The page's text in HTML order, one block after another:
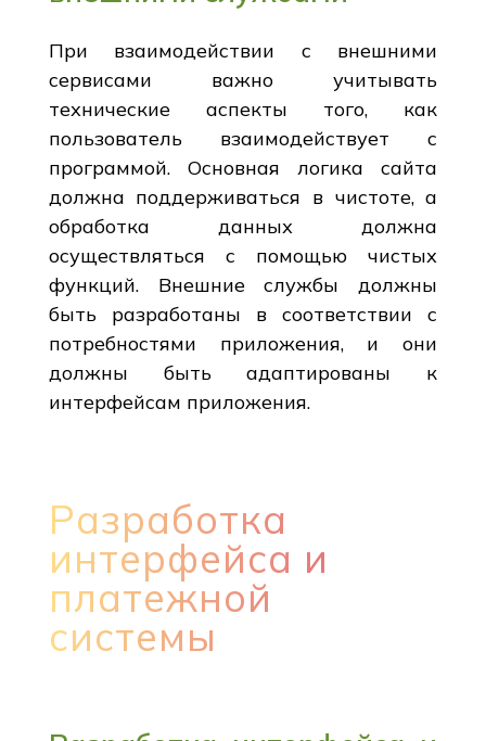
При взаимодействии с внешними
сервисами важно учитывать
технические аспекты того, как
пользователь взаимодействует с
программой. Основная логика сайта
должна поддерживаться в чистоте, а
обработка данных должна
осуществляться с помощью чистых
функций. Внешние службы должны
быть разработаны в соответствии с
потребностями приложения, и они
должны быть адаптированы к
интерфейсам приложения.
Разработка
интерфейса и
платежной
системы